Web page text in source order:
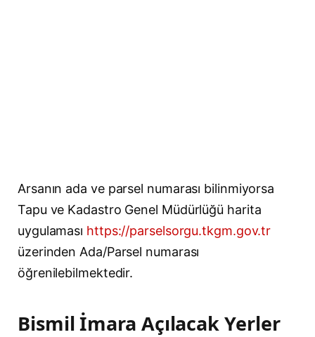
Arsanın ada ve parsel numarası bilinmiyorsa
Tapu ve Kadastro Genel Müdürlüğü harita
uygulaması https://parselsorgu.tkgm.gov.tr
üzerinden Ada/Parsel numarası
öğrenilebilmektedir.
Bismil İmara Açılacak Yerler